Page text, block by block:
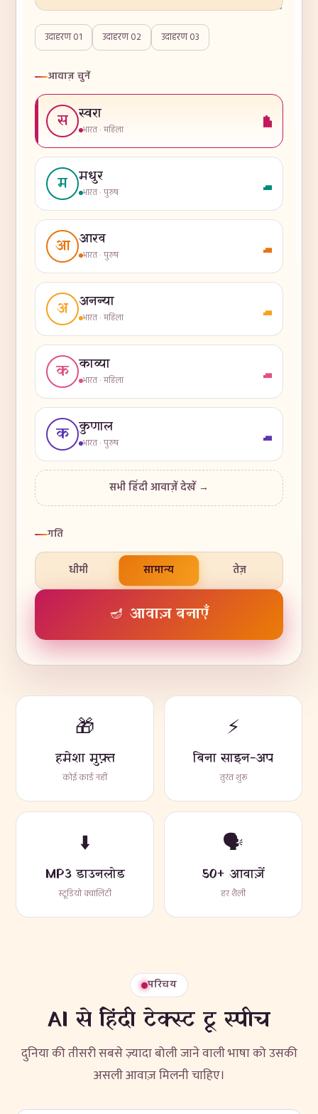
उदाहरण01 उदाहरण02 उदाहरण03
आवाज़ चुनें
स स्वरा
भारत· महिला
म मधुर
भारत· पुरुष
आ आरव
भारत· पुरुष
अ अनन्या
भारत· महिला
क काव्या
भारत· महिला
क कुणाल
भारत· पुरुष
सभी हिंदी आवाज़ें देखें →
गति
धीमी सामान्य तेज़
🪔 आवाज़ बनाएँ
🎁
हमेशा मुफ़्त
कोई कार्ड नहीं
⚡
बिना साइन-अप
तुरंत शुरू
⬇️
MP3 डाउनलोड
स्टूडियो क्वालिटी
🗣️
50+ आवाज़ें
हर शैली
परिचय
AI से हिंदी टेक्स्ट टू स्पीच
दुनिया की तीसरी सबसे ज़्यादा बोली जाने वाली भाषा को उसकी
असली आवाज़ मिलनी चाहिए।